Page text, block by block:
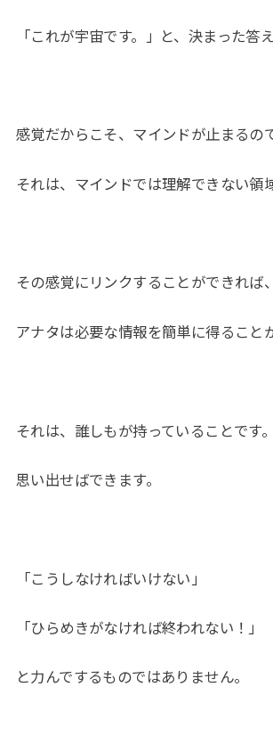
「これが宇宙です。」と、決まった答
感覚だからこそ、マインドが止まるので
それは、マインドでは理解できない領
その感覚にリンクすることができれば、
アナタは必要な情報を簡単に得ること
それは、誰しもが持っていることです。
思い出せばできます。
「こうしなければいけない」
「ひらめきがなければ終われない！」
と力んでするものではありません。